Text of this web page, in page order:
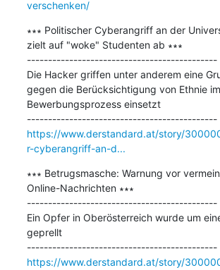
verschenken/
∗∗∗ Politischer Cyberangriff an der
zielt auf "woke" Studenten ab ∗∗∗
---------------------------------------------
Die Hacker griffen unter anderem eine
gegen die Berücksichtigung von Ethnie im
Bewerbungsprozess einsetzt
---------------------------------------------
https://www.derstandard.at/story/
r-cyberangriff-an-d...
∗∗∗ Betrugsmasche: Warnung vor
Online-Nachrichten ∗∗∗
---------------------------------------------
Ein Opfer in Oberösterreich wurde um
geprellt
---------------------------------------------
https://www.derstandard.at/story/